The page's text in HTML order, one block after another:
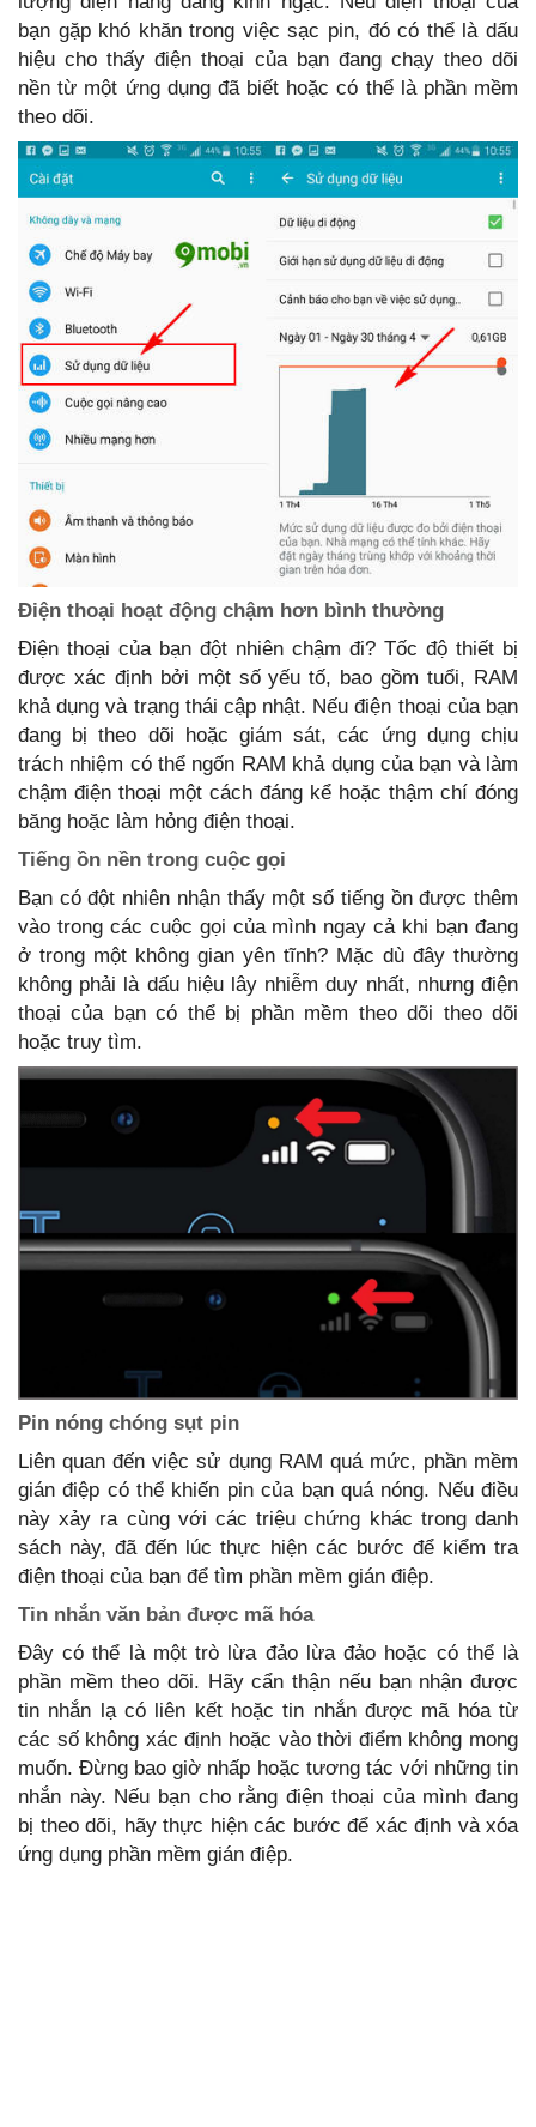
bạn gặp khó khăn trong việc sạc pin, đó có thể là dấu
hiệu cho thấy điện thoại của bạn đang chạy theo dõi
nền từ một ứng dụng đã biết hoặc có thể là phần mềm
theo dõi.
Điện thoại hoạt động chậm hơn bình thường
Điện thoại của bạn đột nhiên chậm đi? Tốc độ thiết bị
được xác định bởi một số yếu tố, bao gồm tuổi, RAM
khả dụng và trạng thái cập nhật. Nếu điện thoại của bạn
đang bị theo dõi hoặc giám sát, các ứng dụng chịu
trách nhiệm có thể ngốn RAM khả dụng của bạn và làm
chậm điện thoại một cách đáng kể hoặc thậm chí đóng
băng hoặc làm hỏng điện thoại.
Tiếng ồn nền trong cuộc gọi
Bạn có đột nhiên nhận thấy một số tiếng ồn được thêm
vào trong các cuộc gọi của mình ngay cả khi bạn đang
ở trong một không gian yên tĩnh? Mặc dù đây thường
không phải là dấu hiệu lây nhiễm duy nhất, nhưng điện
thoại của bạn có thể bị phần mềm theo dõi theo dõi
hoặc truy tìm.
Pin nóng chóng sụt pin
Liên quan đến việc sử dụng RAM quá mức, phần mềm
gián điệp có thể khiến pin của bạn quá nóng. Nếu điều
này xảy ra cùng với các triệu chứng khác trong danh
sách này, đã đến lúc thực hiện các bước để kiểm tra
điện thoại của bạn để tìm phần mềm gián điệp.
Tin nhắn văn bản được mã hóa
Đây có thể là một trò lừa đảo lừa đảo hoặc có thể là
phần mềm theo dõi. Hãy cẩn thận nếu bạn nhận được
tin nhắn lạ có liên kết hoặc tin nhắn được mã hóa từ
các số không xác định hoặc vào thời điểm không mong
muốn. Đừng bao giờ nhấp hoặc tương tác với những tin
nhắn này. Nếu bạn cho rằng điện thoại của mình đang
bị theo dõi, hãy thực hiện các bước để xác định và xóa
ứng dụng phần mềm gián điệp.